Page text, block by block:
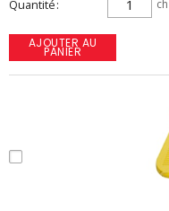
Quantité ch
AJOUTER AU
PANIER